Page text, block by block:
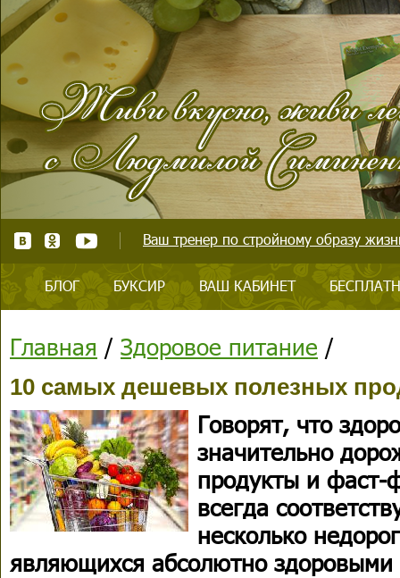
Ваш тренер по стройному образу
БЛОГ БУКСИР ВАШ КАБИНЕТ
Главная / Здоровое питание /
10 самых дешевых полезных
Говорят, что
значительно
продукты и фаст-
всегда
несколько
являющихся абсолютно